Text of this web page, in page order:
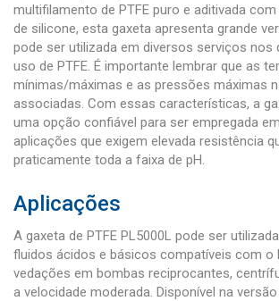
multifilamento de PTFE puro e aditivada
de silicone, esta gaxeta apresenta grande
pode ser utilizada em diversos serviços nos
uso de PTFE. É importante lembrar que as
mínimas/máximas e as pressões máximas
associadas. Com essas características, a
uma opção confiável para ser empregada
aplicações que exigem elevada resistência
praticamente toda a faixa de pH.
Aplicações
A gaxeta de PTFE PL5000L pode ser
fluidos ácidos e básicos compatíveis com o
vedações em bombas reciprocantes,
a velocidade moderada. Disponível na